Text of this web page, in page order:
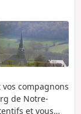
compagnons
de Notre-
et vous